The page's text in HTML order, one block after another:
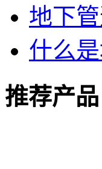
地下
什么
推荐产品